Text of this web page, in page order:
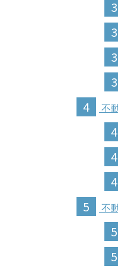
4 不
5 不